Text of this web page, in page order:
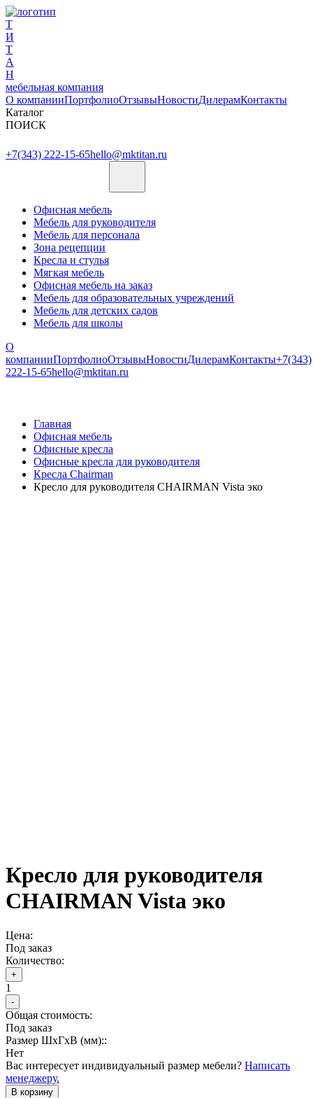
Т
И
Т
А
Н
мебельная компания
О компанииПортфолиоОтзывыНовостиДилерамКонтакты
Каталог
ПОИСК
+7(343) 222-15-65hello@mktitan.ru
Офисная мебель
Мебель для руководителя
Мебель для персонала
Зона рецепции
Кресла и стулья
Мягкая мебель
Офисная мебель на заказ
Мебель для образовательных учреждений
Мебель для детских садов
Мебель для школы
О
компанииПортфолиоОтзывыНовостиДилерамКонтакты+7(343)
222-15-65hello@mktitan.ru
Главная
Офисная мебель
Офисные кресла
Офисные кресла для руководителя
Кресла Chairman
Кресло для руководителя CHAIRMAN Vista эко
Кресло для руководителя
CHAIRMAN Vista эко
Цена:
Под заказ
Количество:
+
1
-
Общая стоимость:
Под заказ
Размер ШхГхВ (мм)::
Нет
Вас интересует индивидуальный размер мебели? Написать
менеджеру.
В корзину